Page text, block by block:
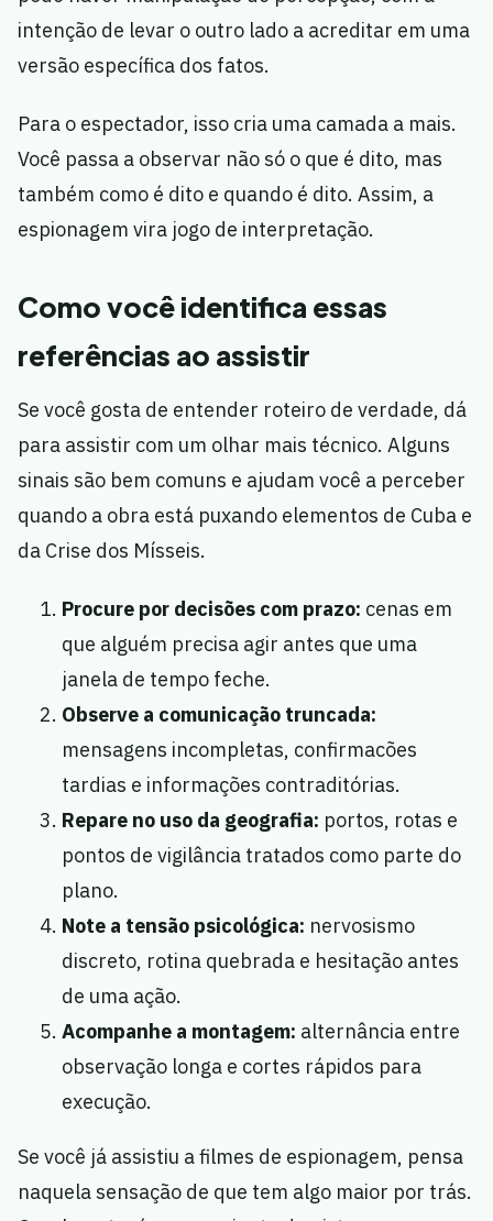
intenção de levar o outro lado a acreditar em uma
versão específica dos fatos.
Para o espectador, isso cria uma camada a mais.
Você passa a observar não só o que é dito, mas
também como é dito e quando é dito. Assim, a
espionagem vira jogo de interpretação.
Como você identifica essas
referências ao assistir
Se você gosta de entender roteiro de verdade, dá
para assistir com um olhar mais técnico. Alguns
sinais são bem comuns e ajudam você a perceber
quando a obra está puxando elementos de Cuba e
da Crise dos Mísseis.
Procure por decisões com prazo: cenas em
que alguém precisa agir antes que uma
janela de tempo feche.
Observe a comunicação truncada:
mensagens incompletas, confirmacões
tardias e informações contraditórias.
Repare no uso da geografia: portos, rotas e
pontos de vigilância tratados como parte do
plano.
Note a tensão psicológica: nervosismo
discreto, rotina quebrada e hesitação antes
de uma ação.
Acompanhe a montagem: alternância entre
observação longa e cortes rápidos para
execução.
Se você já assistiu a filmes de espionagem, pensa
naquela sensação de que tem algo maior por trás.